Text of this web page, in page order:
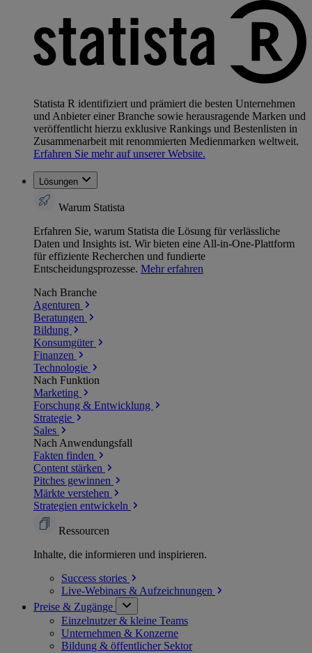
Statista R identifiziert und prämiert die besten Unternehmen
und Anbieter einer Branche sowie herausragende Marken und
veröffentlicht hierzu exklusive Rankings und Bestenlisten in
Zusammenarbeit mit renommierten Medienmarken weltweit.
Erfahren Sie mehr auf unserer Website.
Lösungen
Warum Statista
Erfahren Sie, warum Statista die Lösung für verlässliche
Daten und Insights ist. Wir bieten eine All-in-One-Plattform
für effiziente Recherchen und fundierte
Entscheidungsprozesse. Mehr erfahren
Nach Branche
Agenturen
Beratungen
Bildung
Konsumgüter
Finanzen
Technologie
Nach Funktion
Marketing
Forschung & Entwicklung
Strategie
Sales
Nach Anwendungsfall
Fakten finden
Content stärken
Pitches gewinnen
Märkte verstehen
Strategien entwickeln
Ressourcen
Inhalte, die informieren und inspirieren.
Success stories
Live-Webinars & Aufzeichnungen
Preise & Zugänge
Einzelnutzer & kleine Teams
Unternehmen & Konzerne
Bildung & öffentlicher Sektor